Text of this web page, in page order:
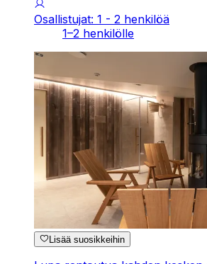
Osallistujat: 1 - 2 henkilöä
1–2 henkilölle
Lisää suosikkeihin